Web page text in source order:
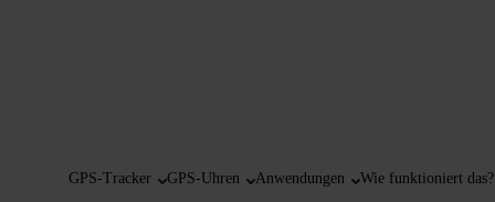
GPS-Tracker GPS-Uhren Anwendungen Wie funktioniert das?